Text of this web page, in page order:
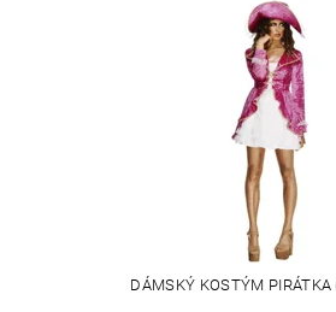
DÁMSKÝ KOSTÝM PIRÁTKA